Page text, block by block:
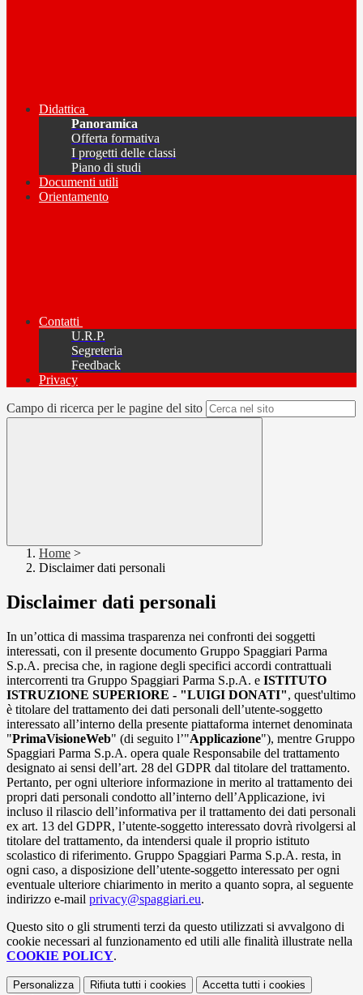
Didattica
Panoramica
Offerta formativa
I progetti delle classi
Piano di studi
Documenti utili
Orientamento
Contatti
U.R.P.
Segreteria
Feedback
Privacy
Campo di ricerca per le pagine del sito
Home >
Disclaimer dati personali
Disclaimer dati personali
In un’ottica di massima trasparenza nei confronti dei soggetti
interessati, con il presente documento Gruppo Spaggiari Parma
S.p.A. precisa che, in ragione degli specifici accordi contrattuali
intercorrenti tra Gruppo Spaggiari Parma S.p.A. e ISTITUTO
ISTRUZIONE SUPERIORE - "LUIGI DONATI", quest'ultimo
è titolare del trattamento dei dati personali dell’utente-soggetto
interessato all’interno della presente piattaforma internet denominata
"PrimaVisioneWeb" (di seguito l’"Applicazione"), mentre Gruppo
Spaggiari Parma S.p.A. opera quale Responsabile del trattamento
designato ai sensi dell’art. 28 del GDPR dal titolare del trattamento.
Pertanto, per ogni ulteriore informazione in merito al trattamento dei
propri dati personali condotto all’interno dell’Applicazione, ivi
incluso il rilascio dell’informativa per il trattamento dei dati personali
ex art. 13 del GDPR, l’utente-soggetto interessato dovrà rivolgersi al
titolare del trattamento, da intendersi quale il proprio istituto
scolastico di riferimento. Gruppo Spaggiari Parma S.p.A. resta, in
ogni caso, a disposizione dell’utente-soggetto interessato per ogni
eventuale ulteriore chiarimento in merito a quanto sopra, al seguente
indirizzo e-mail privacy@spaggiari.eu.
Questo sito o gli strumenti terzi da questo utilizzati si avvalgono di
cookie necessari al funzionamento ed utili alle finalità illustrate nella
COOKIE POLICY.
Personalizza Rifiuta tutti i cookies Accetta tutti i cookies